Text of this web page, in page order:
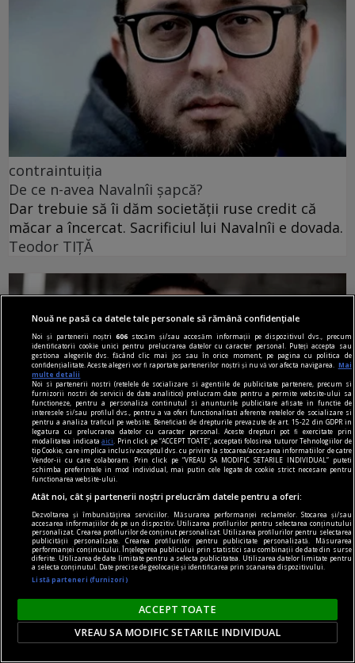
contraintuiția
De ce n-avea Navalnîi șapcă?
Dar trebuie să îi dăm societății ruse credit că
măcar a încercat. Sacrificiul lui Navalnîi e dovada.
Teodor TIŢĂ
la răscruce de gînduri
Succesiunea
Nici Europa nu stă grozav înaintea unor alegeri
care pot să împingă în parlamentele europene
diferiți demagogi cu promisiuni maximale și
capacități mediocre.
Andrei CORNEA
Nouă ne pasă ca datele tale personale să rămână confidențiale
Noi și partenerii noștri606 stocăm și/sau accesăm informații pe dispozitivul dvs., precum
identificatorii cookie unici pentru prelucrarea datelor cu caracter personal. Puteți accepta sau
gestiona alegerile dvs. făcând clic mai jos sau în orice moment, pe pagina cu politica de
confidențialitate. Aceste alegeri vor fi raportate partenerilor noștri și nu vă vor afecta navigarea.
Mai
multe detalii
Noi si partenerii nostri (retelele de socializare si agentiile de publicitate partenere, precum si
furnizorii nostri de servicii de date analitice) prelucram date pentru a permite website-ului sa
functioneze, pentru a personaliza continutul si anunturile publicitare afisate in functie de
interesele si/sau profilul dvs., pentru a va oferi functionalitati aferente retelelor de socializare si
pentru a analiza traficul pe website. Beneficiati de drepturile prevazute de art. 15-22 din GDPR in
legatura cu prelucrarea datelor cu caracter personal. Aceste drepturi pot fi exercitate prin
modalitatea indicataaici
. Prin click pe “ACCEPT TOATE”, acceptati folosirea tuturor Tehnologiilor de
tip Cookie, care implica inclusiv acceptul dvs. cu privire la stocarea/accesarea informatiilor de catre
Vendor-ii cu care colaboram. Prin click pe “VREAU SA MODIFIC SETARILE INDIVIDUAL” puteti
schimba preferintele in mod individual, mai putin cele legate de cookie strict necesare pentru
functionarea website-ului.
Atât noi, cât și partenerii noștri prelucrăm datele pentru a oferi:
Dezvoltarea și îmbunătățirea serviciilor. Măsurarea performanței reclamelor. Stocarea și/sau
accesarea informațiilor de pe un dispozitiv. Utilizarea profilurilor pentru selectarea conținutului
personalizat. Crearea profilurilor de conținut personalizat. Utilizarea profilurilor pentru selectarea
publicității personalizate. Crearea profilurilor pentru publicitate personalizată. Măsurarea
performanței conținutului. Înțelegerea publicului prin statistici sau combinații de date din surse
diferite. Utilizarea de date limitate pentru a selecta publicitatea. Utilizarea datelor limitate pentru
a selecta conținutul. Date precise de geolocație și identificarea prin scanarea dispozitivului.
Listă parteneri (furnizori)
ACCEPT TOATE
VREAU SA MODIFIC SETARILE INDIVIDUAL